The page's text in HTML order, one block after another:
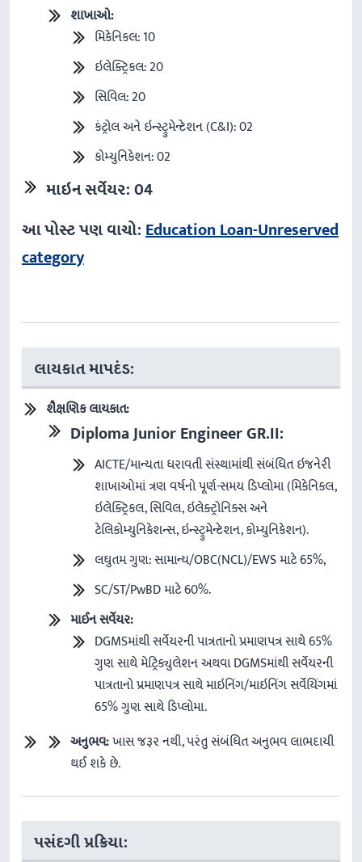
શાખાઓ:
મિકેનિકલ: 10
ઇલેક્ટ્રિકલ: 20
સિવિલ: 20
કંટ્રોલ અને ઇન્સ્ટ્રુમેન્ટેશન (C&I): 02
કોમ્યુનિકેશન: 02
માઇનસર્વેયર: 04
આ પોસ્ટ પણ વાચો:Education Loan-Unreserved
category
લાયકાત માપદંડ:
શૈક્ષણિકલાયકાત:
Diploma Junior EngineerGR.II:
AICTE/માન્યતા ધરાવતી સંસ્થામાંથી સંબંધિત ઇજનેરી
શાખાઓમાં ત્રણ વર્ષનો પૂર્ણ-સમય ડિપ્લોમા (મિકેનિકલ,
ઇલેક્ટ્રિકલ, સિવિલ, ઇલેક્ટ્રોનિક્સ અને
ટેલિકોમ્યુનિકેશન્સ, ઇન્સ્ટ્રુમેન્ટેશન, કોમ્યુનિકેશન).
લઘુતમ ગુણ: સામાન્ય/OBC(NCL)/EWS માટે 65%,
SC/ST/PwBD માટે 60%.
માઈનસર્વેયર:
DGMSમાંથી સર્વેયરની પાત્રતાનો પ્રમાણપત્ર સાથે 65%
ગુણ સાથે મેટ્રિક્યુલેશન અથવા DGMSમાંથી સર્વેયરની
પાત્રતાનો પ્રમાણપત્ર સાથે માઇનિંગ/માઇનિંગ સર્વેયિંગમાં
65% ગુણ સાથે ડિપ્લોમા.
અનુભવ:ખાસ જરૂર નથી, પરંતુ સંબંધિત અનુભવ લાભદાયી
થઈ શકે છે.
પસંદગી પ્રક્રિયા: